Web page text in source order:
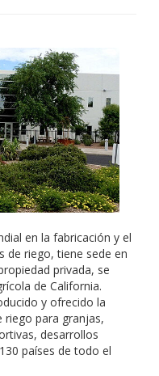
en la fabricación y el
de riego, tiene sede en
privada, se
de California.
y ofrecido la
riego para granjas,
desarrollos
países de todo el